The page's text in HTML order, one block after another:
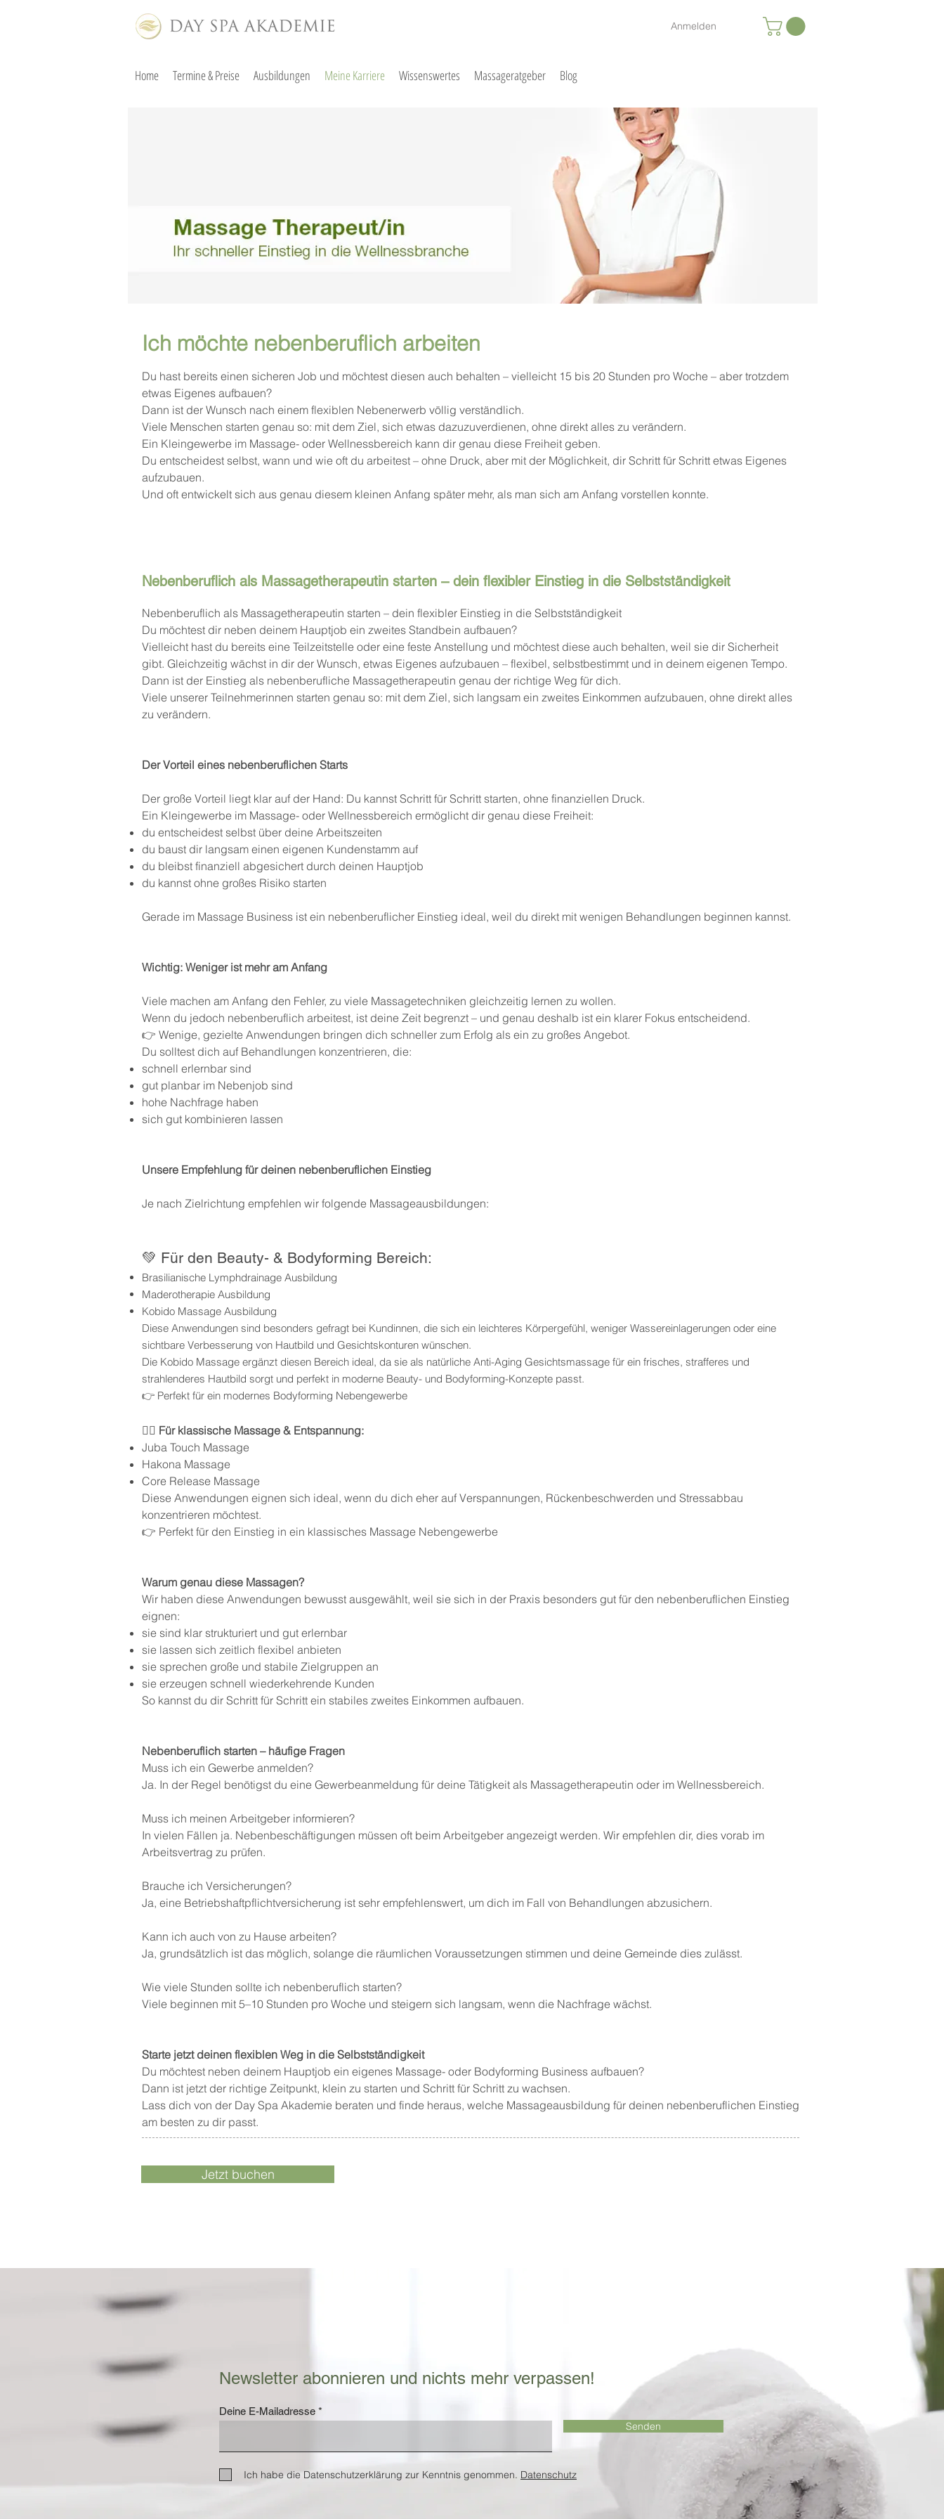
Anmelden
Home Termine & Preise Ausbildungen Meine Karriere Wissenswertes Massageratgeber Blog
Ich möchte nebenberuflich arbeiten
Du hast bereits einen sicheren Job und möchtest diesen auch behalten – vielleicht 15 bis 20 Stunden pro Woche – aber trotzdem
etwas Eigenes aufbauen?
Dann ist der Wunsch nach einem flexiblen Nebenerwerb völlig verständlich.
Viele Menschen starten genau so: mit dem Ziel, sich etwas dazuzuverdienen, ohne direkt alles zu verändern.
Ein Kleingewerbe im Massage- oder Wellnessbereich kann dir genau diese Freiheit geben.
Du entscheidest selbst, wann und wie oft du arbeitest – ohne Druck, aber mit der Möglichkeit, dir Schritt für Schritt etwas Eigenes
aufzubauen.
Und oft entwickelt sich aus genau diesem kleinen Anfang später mehr, als man sich am Anfang vorstellen konnte.
Nebenberuflich als Massagetherapeutin starten – dein flexibler Einstieg in die Selbstständigkeit
Nebenberuflich als Massagetherapeutin starten – dein flexibler Einstieg in die Selbstständigkeit
Du möchtest dir neben deinem Hauptjob ein zweites Standbein aufbauen?
Vielleicht hast du bereits eine Teilzeitstelle oder eine feste Anstellung und möchtest diese auch behalten, weil sie dir Sicherheit
gibt. Gleichzeitig wächst in dir der Wunsch, etwas Eigenes aufzubauen – flexibel, selbstbestimmt und in deinem eigenen Tempo.
Dann ist der Einstieg als nebenberufliche Massagetherapeutin genau der richtige Weg für dich.
Viele unserer Teilnehmerinnen starten genau so: mit dem Ziel, sich langsam ein zweites Einkommen aufzubauen, ohne direkt alles
zu verändern.
Der Vorteil eines nebenberuflichen Starts
Der große Vorteil liegt klar auf der Hand: Du kannst Schritt für Schritt starten, ohne finanziellen Druck.
Ein Kleingewerbe im Massage- oder Wellnessbereich ermöglicht dir genau diese Freiheit:
du entscheidest selbst über deine Arbeitszeiten
du baust dir langsam einen eigenen Kundenstamm auf
du bleibst finanziell abgesichert durch deinen Hauptjob
du kannst ohne großes Risiko starten
Gerade im Massage Business ist ein nebenberuflicher Einstieg ideal, weil du direkt mit wenigen Behandlungen beginnen kannst.
Wichtig: Weniger ist mehr am Anfang
Viele machen am Anfang den Fehler, zu viele Massagetechniken gleichzeitig lernen zu wollen.
Wenn du jedoch nebenberuflich arbeitest, ist deine Zeit begrenzt – und genau deshalb ist ein klarer Fokus entscheidend.
👉 Wenige, gezielte Anwendungen bringen dich schneller zum Erfolg als ein zu großes Angebot.
Du solltest dich auf Behandlungen konzentrieren, die:
schnell erlernbar sind
gut planbar im Nebenjob sind
hohe Nachfrage haben
sich gut kombinieren lassen
Unsere Empfehlung für deinen nebenberuflichen Einstieg
Je nach Zielrichtung empfehlen wir folgende Massageausbildungen:
💚 Für den Beauty- & Bodyforming Bereich:
Brasilianische Lymphdrainage Ausbildung
Maderotherapie Ausbildung
Kobido Massage Ausbildung
Diese Anwendungen sind besonders gefragt bei Kundinnen, die sich ein leichteres Körpergefühl, weniger Wassereinlagerungen oder eine
sichtbare Verbesserung von Hautbild und Gesichtskonturen wünschen.
Die Kobido Massage ergänzt diesen Bereich ideal, da sie als natürliche Anti-Aging Gesichtsmassage für ein frisches, strafferes und
strahlenderes Hautbild sorgt und perfekt in moderne Beauty- und Bodyforming-Konzepte passt.
👉 Perfekt für ein modernes Bodyforming Nebengewerbe
💆‍♀️ Für klassische Massage & Entspannung:
Juba Touch Massage
Hakona Massage
Core Release Massage
Diese Anwendungen eignen sich ideal, wenn du dich eher auf Verspannungen, Rückenbeschwerden und Stressabbau
konzentrieren möchtest.
👉 Perfekt für den Einstieg in ein klassisches Massage Nebengewerbe
Warum genau diese Massagen?
Wir haben diese Anwendungen bewusst ausgewählt, weil sie sich in der Praxis besonders gut für den nebenberuflichen Einstieg
eignen:
sie sind klar strukturiert und gut erlernbar
sie lassen sich zeitlich flexibel anbieten
sie sprechen große und stabile Zielgruppen an
sie erzeugen schnell wiederkehrende Kunden
So kannst du dir Schritt für Schritt ein stabiles zweites Einkommen aufbauen.
Nebenberuflich starten – häufige Fragen
Muss ich ein Gewerbe anmelden?
Ja. In der Regel benötigst du eine Gewerbeanmeldung für deine Tätigkeit als Massagetherapeutin oder im Wellnessbereich.
Muss ich meinen Arbeitgeber informieren?
In vielen Fällen ja. Nebenbeschäftigungen müssen oft beim Arbeitgeber angezeigt werden. Wir empfehlen dir, dies vorab im
Arbeitsvertrag zu prüfen.
Brauche ich Versicherungen?
Ja, eine Betriebshaftpflichtversicherung ist sehr empfehlenswert, um dich im Fall von Behandlungen abzusichern.
Kann ich auch von zu Hause arbeiten?
Ja, grundsätzlich ist das möglich, solange die räumlichen Voraussetzungen stimmen und deine Gemeinde dies zulässt.
Wie viele Stunden sollte ich nebenberuflich starten?
Viele beginnen mit 5–10 Stunden pro Woche und steigern sich langsam, wenn die Nachfrage wächst.
Starte jetzt deinen flexiblen Weg in die Selbstständigkeit
Du möchtest neben deinem Hauptjob ein eigenes Massage- oder Bodyforming Business aufbauen?
Dann ist jetzt der richtige Zeitpunkt, klein zu starten und Schritt für Schritt zu wachsen.
Lass dich von der Day Spa Akademie beraten und finde heraus, welche Massageausbildung für deinen nebenberuflichen Einstieg
am besten zu dir passt.
Jetzt buchen
Newsletter abonnieren und nichts mehr verpassen!
Deine E-Mailadresse
Senden
Ich habe die Datenschutzerklärung zur Kenntnis genommen. Datenschutz